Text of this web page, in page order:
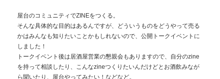
屋台のコミュニティでZINEをつくる。
そんな具体的な目的はあるんですが、どういうものをどうやって売る
かはみんなも知りたいことかもしれないので、公開トークイベントに
しました！
トークイベント後は居酒屋営業の懇親会もありますので、自分のzine
を持って相談したり、こんなzineつくりたいんだけどとお酒飲みなが
ら聞いたり、屋台やってみたい！などなど。